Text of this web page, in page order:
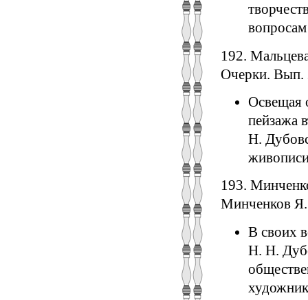
192.
Очерки. Вып.
Освещая
пейзажа
Н.
193.
Минченков
В своих
Н. Н.